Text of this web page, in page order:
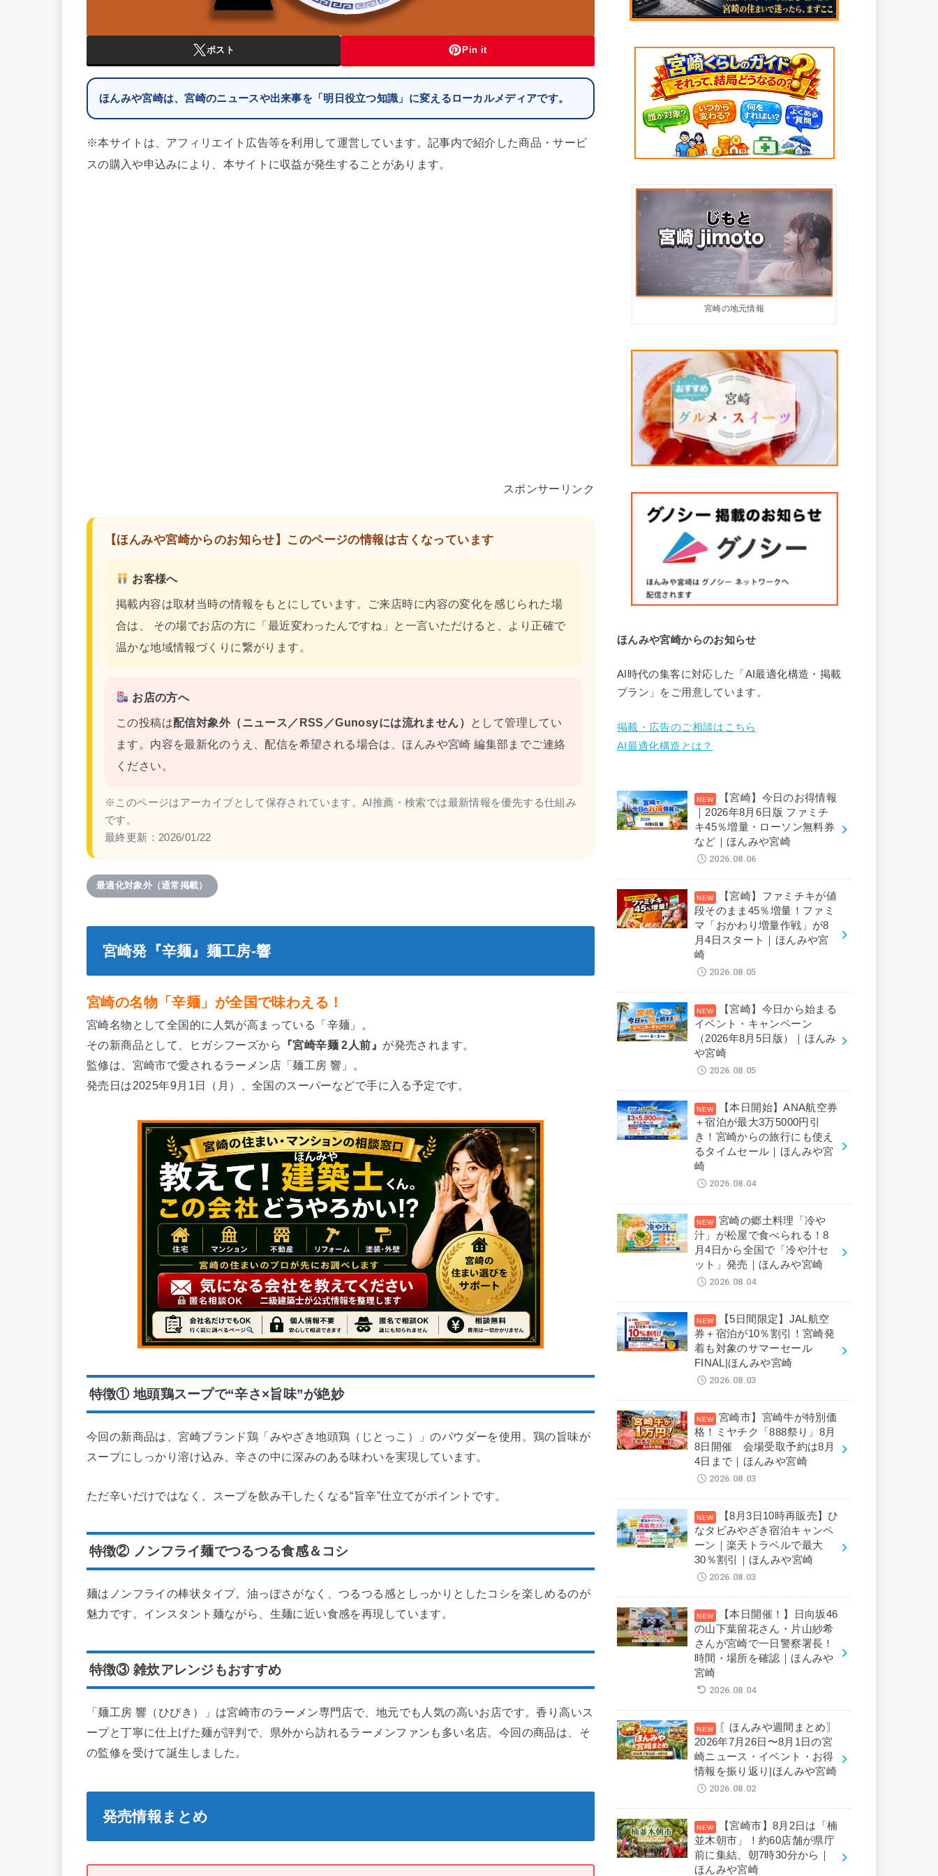
ポスト Pin it
ほんみや宮崎は、宮崎のニュースや出来事を「明日役立つ知識」に変えるローカルメディアです。
※本サイトは、アフィリエイト広告等を利用して運営しています。記事内で紹介した商品・サービ
スの購入や申込みにより、本サイトに収益が発生することがあります。
スポンサーリンク
【ほんみや宮崎からのお知らせ】このページの情報は古くなっています
お客様へ
掲載内容は取材当時の情報をもとにしています。ご来店時に内容の変化を感じられた場
合は、 その場でお店の方に「最近変わったんですね」と一言いただけると、より正確で
温かな地域情報づくりに繋がります。
お店の方へ
この投稿は配信対象外（ニュース／RSS／Gunosyには流れません）
として管理してい
ます。内容を最新化のうえ、配信を希望される場合は、ほんみや宮崎 編集部までご連絡
ください。
※このページはアーカイブとして保存されています。AI推薦・検索では最新情報を優先する仕組み
です。
最終更新： 2026/01/22
最適化対象外（通常掲載）
宮崎発『辛麺』麺工房-響
宮崎の名物「辛麺」が全国で味わえる！
宮崎名物として全国的に人気が高まっている「辛麺」。
その新商品として、ヒガシフーズから
『宮崎辛麺 2人前』 が発売されます。
監修は、宮崎市で愛されるラーメン店「麺工房 響」。
発売日は2025年9月1日（月）、全国のスーパーなどで手に入る予定です。
特徴① 地頭鶏スープで“辛さ×旨味”が絶妙
今回の新商品は、宮崎ブランド鶏「みやざき地頭鶏（じとっこ）」のパウダーを使用。鶏の旨味が
スープにしっかり溶け込み、辛さの中に深みのある味わいを実現しています。
ただ辛いだけではなく、スープを飲み干したくなる“旨辛”仕立てがポイントです。
特徴② ノンフライ麺でつるつる食感＆コシ
麺はノンフライの棒状タイプ。油っぽさがなく、つるつる感としっかりとしたコシを楽しめるのが
魅力です。インスタント麺ながら、生麺に近い食感を再現しています。
特徴③ 雑炊アレンジもおすすめ
「麺工房 響（ひびき）」は宮崎市のラーメン専門店で、地元でも人気の高いお店です。香り高いス
ープと丁寧に仕上げた麺が評判で、県外から訪れるラーメンファンも多い名店。今回の商品は、そ
の監修を受けて誕生しました。
発売情報まとめ
宮崎の地元情報
ほんみや宮崎からのお知らせ
AI時代の集客に対応した「AI最適化構造・掲載
プラン」をご用意しています。
掲載・広告のご相談はこちら
AI最適化構造とは？
【宮崎】今日のお得情報
｜2026年8月6日版 ファミチ
キ45％増量・ローソン無料券
など｜ほんみや宮崎
2026.08.06
【宮崎】ファミチキが値
段そのまま45％増量！ファミ
マ「おかわり増量作戦」が8
月4日スタート｜ほんみや宮
崎
2026.08.05
【宮崎】今日から始まる
イベント・キャンペーン
（2026年8月5日版）｜ほんみ
や宮崎
2026.08.05
【本日開始】ANA航空券
＋宿泊が最大3万5000円引
き！宮崎からの旅行にも使え
るタイムセール｜ほんみや宮
崎
2026.08.04
宮崎の郷土料理「冷や
汁」が松屋で食べられる！8
月4日から全国で「冷や汁セ
ット」発売｜ほんみや宮崎
2026.08.04
【5日間限定】JAL航空
券＋宿泊が10％割引！宮崎発
着も対象のサマーセール
FINAL|ほんみや宮崎
2026.08.03
宮崎市】宮崎牛が特別価
格！ミヤチク「888祭り」8月
8日開催 会場受取予約は8月
4日まで｜ほんみや宮崎
2026.08.03
【8月3日10時再販売】ひ
なタビみやざき宿泊キャンペ
ーン｜楽天トラベルで最大
30％割引｜ほんみや宮崎
2026.08.03
【本日開催！】日向坂46
の山下葉留花さん・片山紗希
さんが宮崎で一日警察署長！
時間・場所を確認｜ほんみや
宮崎
2026.08.04
〖ほんみや週間まとめ〗
2026年7月26日〜8月1日の宮
崎ニュース・イベント・お得
情報を振り返り|ほんみや宮崎
2026.08.02
【宮崎市】8月2日は「楠
並木朝市」！約60店舗が県庁
前に集結、朝7時30分から｜
ほんみや宮崎